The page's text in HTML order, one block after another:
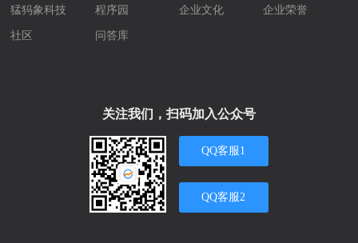
猛犸象科技 程序园
社区 问答库
企业文化 企业荣誉
关注我们，扫码加入公众号
QQ客服1
QQ客服2